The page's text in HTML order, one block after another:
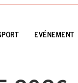
EVÉNEMENT